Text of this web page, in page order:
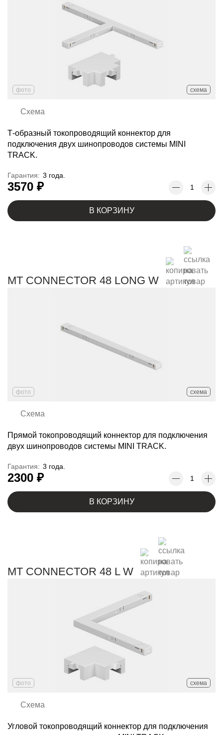
фото схема
Схема
Т-образный токопроводящий коннектор для
подключения двух шинопроводов системы MINI
TRACK.
Гарантия: 3 года.
3570 ₽
В КОРЗИНУ
MT CONNECTOR 48 LONG W
фото схема
Схема
Прямой токопроводящий коннектор для подключения
двух шинопроводов системы MINI TRACK.
Гарантия: 3 года.
2300 ₽
В КОРЗИНУ
MT CONNECTOR 48 L W
фото схема
Схема
Угловой токопроводящий коннектор для подключения